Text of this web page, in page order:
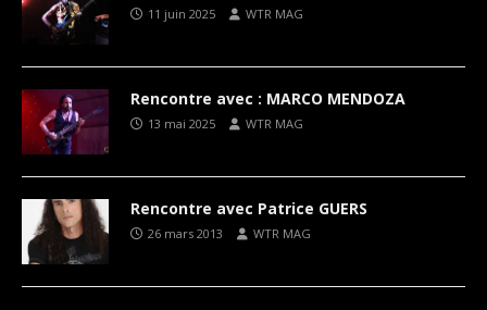
11 juin 2025 WTR MAG
Rencontre avec : MARCO MENDOZA
13 mai 2025 WTR MAG
Rencontre avec Patrice GUERS
26 mars 2013 WTR MAG